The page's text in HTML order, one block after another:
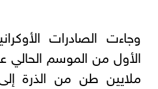
وجاءت الصادرات
ملايين طن من الذرة